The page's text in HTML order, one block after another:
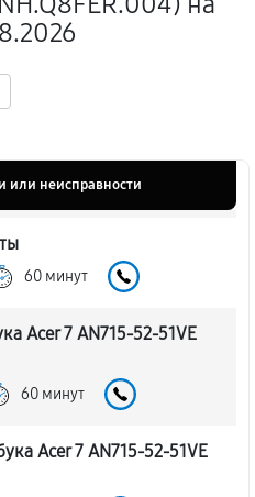
или неисправности
60 минут
Acer 7 AN715-52-51VE
60 минут
Acer 7 AN715-52-51VE